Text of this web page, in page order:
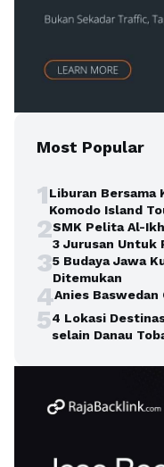
Most Popular
1Liburan Bersama
Komodo Island
2SMK Pelita Al-
3 Jurusan Untuk
35 Budaya Jawa
Ditemukan
4Anies Baswedan
54 Lokasi
selain Danau